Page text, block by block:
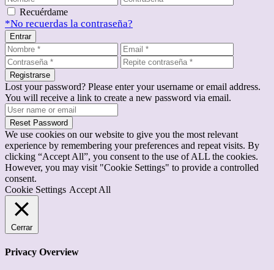
Recuérdame
*No recuerdas la contraseña?
Entrar
Registrarse
Lost your password? Please enter your username or email address.
You will receive a link to create a new password via email.
Reset Password
We use cookies on our website to give you the most relevant
experience by remembering your preferences and repeat visits. By
clicking “Accept All”, you consent to the use of ALL the cookies.
However, you may visit "Cookie Settings" to provide a controlled
consent.
Cookie Settings Accept All
Cerrar
Privacy Overview